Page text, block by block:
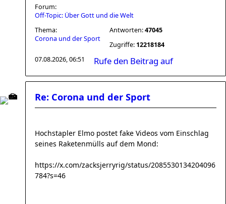
Forum:
Off-Topic: Über Gott und die Welt
Thema:
Corona und der Sport
Antworten:47045
Zugriffe: 12218184
07.08.2026, 06:51
Rufe den Beitrag auf
Re: Corona und der Sport
Hochstapler Elmo postet fake Videos vom Einschlag
seines Raketenmülls auf dem Mond:
https://x.com/zacksjerryrig/status/2085530134204096
784?s=46